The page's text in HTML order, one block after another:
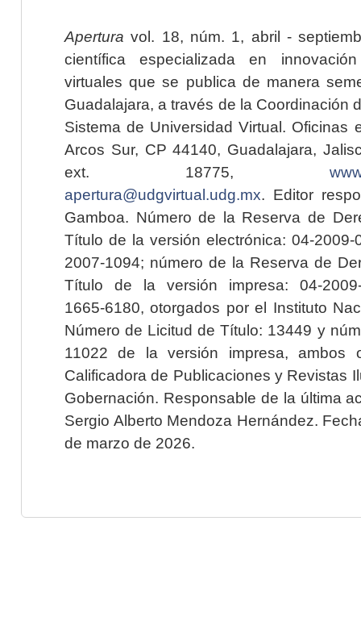
Apertura vol. 18, núm. 1, abril -
científica especializada en
virtuales que se publica de manera
Guadalajara, a través de la Coordinación
Sistema de Universidad Virtual. Oficinas
Arcos Sur, CP 44140, Guadalajara,
ext. 18775,
apertura@udgvirtual.udg.mx. Editor
Gamboa. Número de la Reserva de
Título de la versión electrónica: 04-2009-
2007-1094; número de la Reserva de
Título de la versión impresa: 04-2009-
1665-6180, otorgados por el Instituto
Número de Licitud de Título: 13449 y
11022 de la versión impresa, ambos
Calificadora de Publicaciones y Revistas
Gobernación. Responsable de la última
Sergio Alberto Mendoza Hernández.
de marzo de 2026.